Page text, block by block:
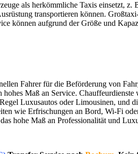
als herkömmliche Taxis einsetzt,
transportieren können.
können aufgrund der Größe und
Fahrer für die Beförderung von
Maß an Service.
Luxusautos oder Limousinen, und
wie Erfrischungen an Bord, Wi-Fi
hohe Maß an Professionalität und